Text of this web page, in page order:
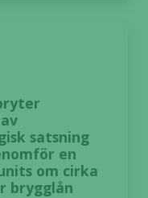
satsning
en
om cirka
brygglån